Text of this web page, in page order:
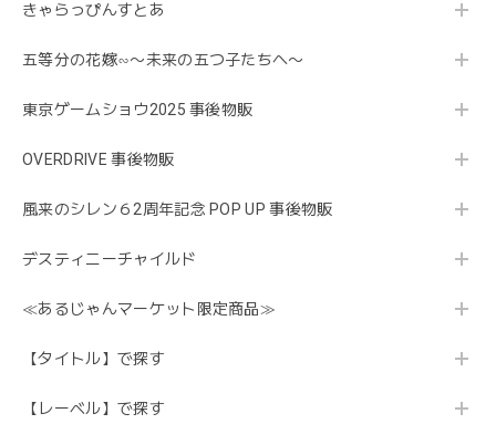
きゃらっぴんすとあ
五等分の花嫁∽〜未来の五つ子たちへ〜
東京ゲームショウ2025 事後物販
OVERDRIVE 事後物販
風来のシレン６2周年記念 POP UP 事後物販
デスティニーチャイルド
≪あるじゃんマーケット限定商品≫
【タイトル】で探す
【レーベル】で探す